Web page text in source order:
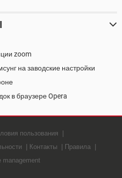
zoom
на заводские настройки
в браузере Opera
пользования
Контакты
Правила
management